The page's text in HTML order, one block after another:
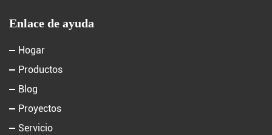
Enlace de ayuda
Hogar
Productos
Blog
Proyectos
Servicio